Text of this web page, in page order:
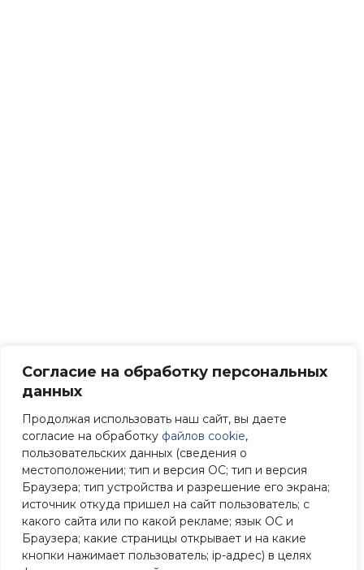
Согласие на обработку персональных
данных
Продолжая использовать наш сайт, вы даете
согласие на обработку файлов cookie,
пользовательских данных (сведения о
местоположении; тип и версия ОС; тип и версия
Браузера; тип устройства и разрешение его экрана;
источник откуда пришел на сайт пользователь; с
какого сайта или по какой рекламе; язык ОС и
Браузера; какие страницы открывает и на какие
кнопки нажимает пользователь; ip-адрес) в целях